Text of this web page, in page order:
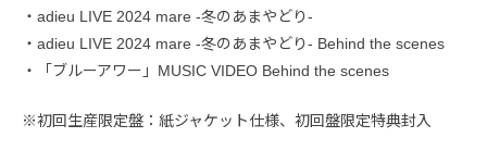
・adieu LIVE 2024 mare -冬のあまやどり-
・adieu LIVE 2024 mare -冬のあまやどり- Behind the scenes
・「ブルーアワー」MUSIC VIDEO Behind the scenes
※初回生産限定盤：紙ジャケット仕様、初回盤限定特典封入